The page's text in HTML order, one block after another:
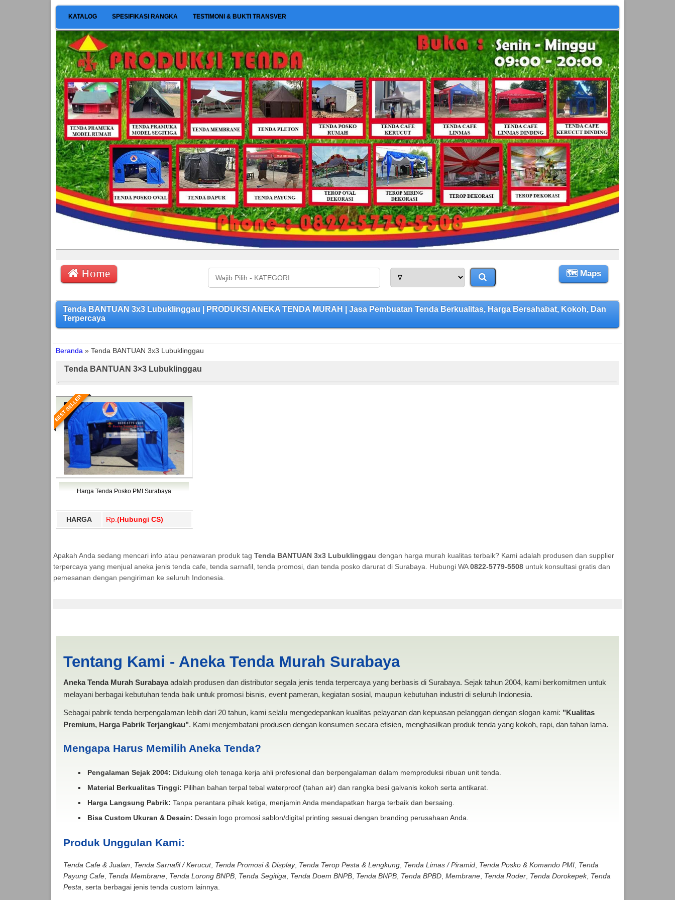
KATALOG SPESIFIKASI RANGKA TESTIMONI & BUKTI TRANSVER
Home 🗺 Maps
Tenda BANTUAN 3x3 Lubuklinggau | PRODUKSI ANEKA TENDA MURAH | Jasa Pembuatan Tenda Berkualitas, Harga Bersahabat, Kokoh, Dan
Terpercaya
Beranda » Tenda BANTUAN 3x3 Lubuklinggau
Tenda BANTUAN 3×3 Lubuklinggau
BEST SELLER
Harga Tenda Posko PMI Surabaya
HARGA Rp. (Hubungi CS)
Apakah Anda sedang mencari info atau penawaran produk tag Tenda BANTUAN 3x3 Lubuklinggau dengan harga murah kualitas terbaik? Kami adalah produsen dan supplier
terpercaya yang menjual aneka jenis tenda cafe, tenda sarnafil, tenda promosi, dan tenda posko darurat di Surabaya. Hubungi WA0822-5779-5508untuk konsultasi gratis dan
pemesanan dengan pengiriman ke seluruh Indonesia.
Tentang Kami - Aneka Tenda Murah Surabaya
Aneka Tenda Murah Surabayaadalah produsen dan distributor segala jenis tenda terpercaya yang berbasis di Surabaya. Sejak tahun 2004, kami berkomitmen untuk
melayani berbagai kebutuhan tenda baik untuk promosi bisnis, event pameran, kegiatan sosial, maupun kebutuhan industri di seluruh Indonesia.
Sebagai pabrik tenda berpengalaman lebih dari 20 tahun, kami selalu mengedepankan kualitas pelayanan dan kepuasan pelanggan dengan slogan kami: "Kualitas
Premium, Harga Pabrik Terjangkau". Kami menjembatani produsen dengan konsumen secara efisien, menghasilkan produk tenda yang kokoh, rapi, dan tahan lama.
Mengapa Harus Memilih Aneka Tenda?
Pengalaman Sejak 2004: Didukung oleh tenaga kerja ahli profesional dan berpengalaman dalam memproduksi ribuan unit tenda.
Material Berkualitas Tinggi: Pilihan bahan terpal tebal waterproof (tahan air) dan rangka besi galvanis kokoh serta antikarat.
Harga Langsung Pabrik: Tanpa perantara pihak ketiga, menjamin Anda mendapatkan harga terbaik dan bersaing.
Bisa Custom Ukuran & Desain: Desain logo promosi sablon/digital printing sesuai dengan branding perusahaan Anda.
Produk Unggulan Kami:
Tenda Cafe & Jualan Tenda Sarnafil / Kerucut, Tenda Promosi & Display, Tenda Terop Pesta & Lengkung, Tenda Limas / Piramid, Tenda Posko & Komando PMI, Tenda
Payung Cafe, Tenda Membrane, Tenda Lorong BNPB, Tenda Segitiga Tenda Doem BNPB, Tenda BNPB, Tenda BPBD, Membrane, Tenda Roder, Tenda Dorokepek, Tenda
Pesta , serta berbagai jenis tenda custom lainnya.